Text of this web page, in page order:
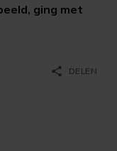
ging met
share DELEN